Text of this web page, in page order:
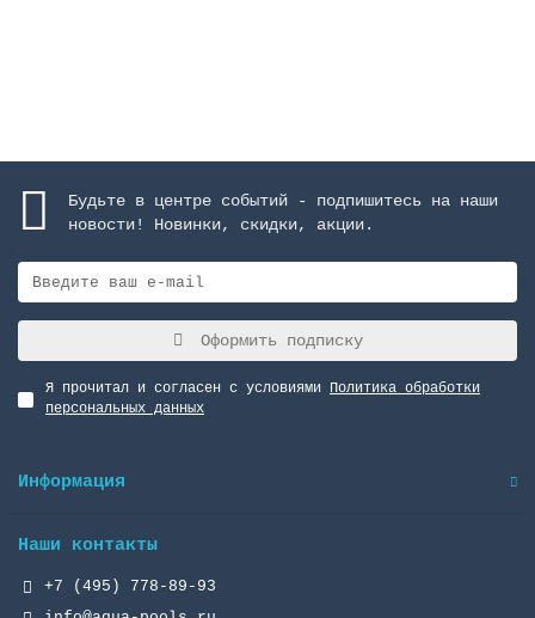
Будьте в центре событий - подпишитесь на наши
новости! Новинки, скидки, акции.
Оформить подписку
Я прочитал и согласен с условиями Политика обработки
персональных данных
Информация
Наши контакты
+7 (495) 778-89-93